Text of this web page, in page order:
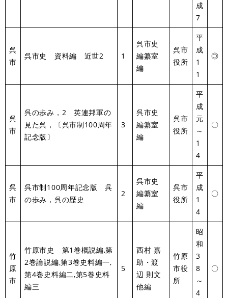
成
7
呉
市
呉市史 資料編 近世2 1
呉市史
編纂室
編
呉市
役所
平
成
1
1
◎
呉
市
呉の歩み，2 英連邦軍の
見た呉，〔呉市制100周年
記念版〕
3
呉市史
編纂室
編
呉市
役所
平
成
元
～
1
4
〇
呉
市
呉市制100周年記念版 呉
の歩み，呉の歴史
2
呉市史
編纂室
編
呉市
役所
平
成
1
4
〇
竹
原
市
竹原市史 第1巻概説編,第
2巻論説編,第3巻史料編一,
第4巻史料編二,第5巻史料
編三
5
西村 嘉
助・渡
辺 則文
他編
竹原
市役
所
昭
和
3
8
～
4
〇